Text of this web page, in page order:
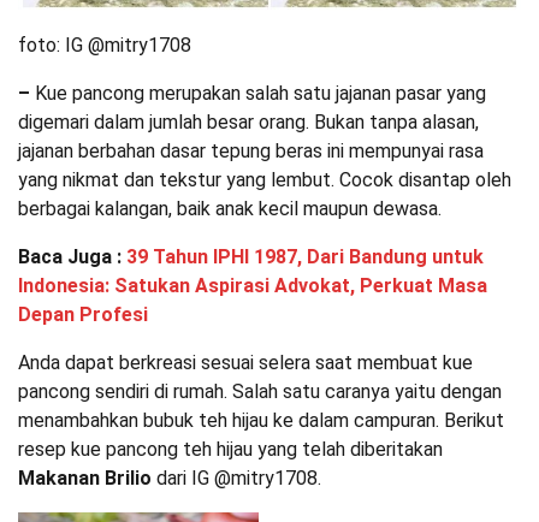
foto: IG @mitry1708
– Kue pancong merupakan salah satu jajanan pasar yang
digemari dalam jumlah besar orang. Bukan tanpa alasan,
jajanan berbahan dasar tepung beras ini mempunyai rasa
yang nikmat dan tekstur yang lembut. Cocok disantap oleh
berbagai kalangan, baik anak kecil maupun dewasa.
Baca Juga : 39 Tahun IPHI 1987, Dari Bandung untuk
Indonesia: Satukan Aspirasi Advokat, Perkuat Masa
Depan Profesi
Anda dapat berkreasi sesuai selera saat membuat kue
pancong sendiri di rumah. Salah satu caranya yaitu dengan
menambahkan bubuk teh hijau ke dalam campuran. Berikut
resep kue pancong teh hijau yang telah diberitakan
Makanan Brilio dari IG @mitry1708.